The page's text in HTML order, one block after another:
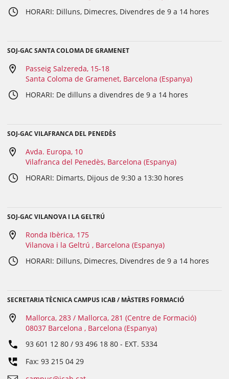
HORARI: Dilluns, Dimecres, Divendres de 9 a 14 hores
SOJ-GAC SANTA COLOMA DE GRAMENET
Passeig Salzereda, 15-18
Santa Coloma de Gramenet, Barcelona (Espanya)
HORARI: De dilluns a divendres de 9 a 14 hores
SOJ-GAC VILAFRANCA DEL PENEDÈS
Avda. Europa, 10
Vilafranca del Penedès, Barcelona (Espanya)
HORARI: Dimarts, Dijous de 9:30 a 13:30 hores
SOJ-GAC VILANOVA I LA GELTRÚ
Ronda Ibèrica, 175
Vilanova i la Geltrú , Barcelona (Espanya)
HORARI: Dilluns, Dimecres, Divendres de 9 a 14 hores
SECRETARIA TÈCNICA CAMPUS ICAB / MÀSTERS FORMACIÓ
Mallorca, 283 / Mallorca, 281 (Centre de Formació)
08037 Barcelona , Barcelona (Espanya)
93 601 12 80 / 93 496 18 80 - EXT. 5334
Fax: 93 215 04 29